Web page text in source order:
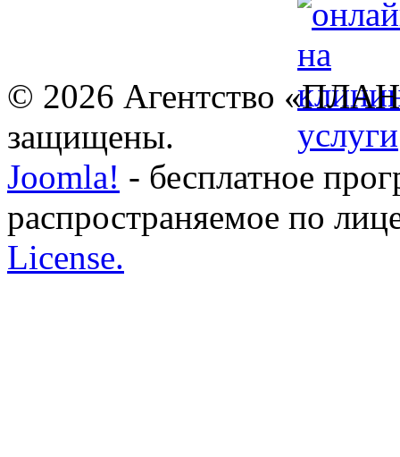
© 2026 Агентство
защищены.
Joomla! - бесплатное
распространяемое по
License.